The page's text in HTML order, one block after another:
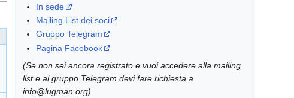
In sede
Mailing List dei soci
Gruppo Telegram
Pagina Facebook
(Se non sei ancora registrato e vuoi accedere alla mailing
list e al gruppo Telegram devi fare richiesta a
info@lugman.org)